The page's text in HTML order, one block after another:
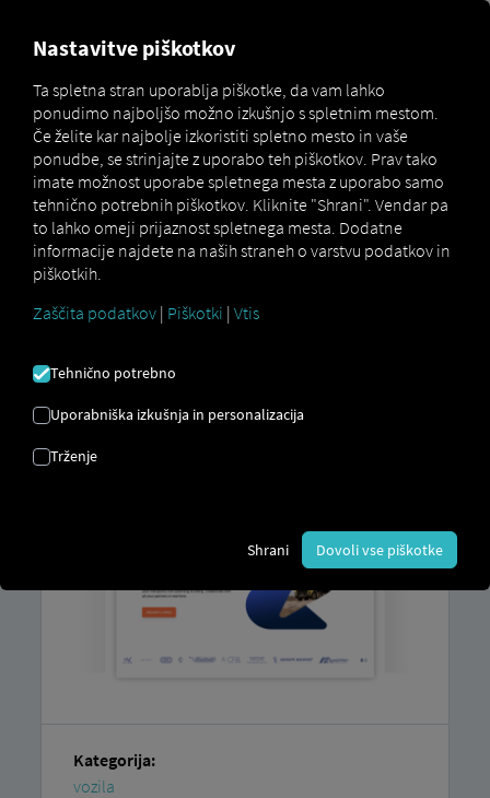
Marketplace Connectors Dashdoc Connect
DASHDOC POVEŽI SE
Integracija zunanjega ponudnika
Ali že uporabljate storitve našega partnerja
podatki iz naših storitev. Potrebujete le
Dashdoc
Kategorija:
vozila
Nastavitve piškotkov
Ta spletna stran uporablja piškotke, da vam lahko
ponudimo najboljšo možno izkušnjo s spletnim mestom.
Če želite kar najbolje izkoristiti spletno mesto in vaše
ponudbe, se strinjajte z uporabo teh piškotkov. Prav tako
imate možnost uporabe spletnega mesta z uporabo samo
tehnično potrebnih piškotkov. Kliknite "Shrani". Vendar pa
to lahko omeji prijaznost spletnega mesta. Dodatne
informacije najdete na naših straneh o varstvu podatkov in
piškotkih.
Zaščita podatkov | Piškotki | Vtis
Tehnično potrebno
Uporabniška izkušnja in personalizacija
Trženje
Shrani Dovoli vse piškotke